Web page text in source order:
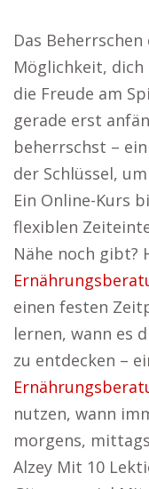
Das
Möglichkeit, dich
die Freude am
gerade erst
beherrschst –
der Schlüssel,
Ein Online-Kurs
flexiblen
Nähe noch gibt?
einen festen
lernen, wann es
zu entdecken –
nutzen, wann
morgens,
Alzey Mit 10